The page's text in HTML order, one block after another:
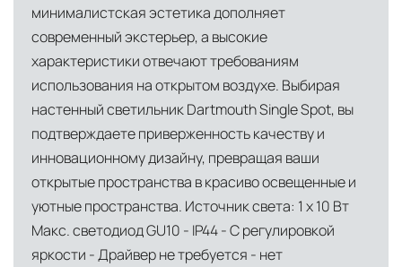
Ближнего Востока и Азии
Кипр— распределительная база для
Средиземноморского региона
Лондон, Великобритания—
логистический хаб для европейского рынка
США— центр доставки для
североамериканского сегмента
Другие страны Европы
— расширенная
сеть партнёрских складов
минималистская эстетика дополняет
современный экстерьер, а высокие
характеристики отвечают требованиям
использования на открытом воздухе. Выбирая
настенный светильник Dartmouth Single Spot, вы
подтверждаете приверженность качеству и
инновационному дизайну, превращая ваши
открытые пространства в красиво освещенные и
уютные пространства. Источник света: 1 x 10 Вт
Макс. светодиод GU10 - IP44 - С регулировкой
яркости - Драйвер не требуется - нет